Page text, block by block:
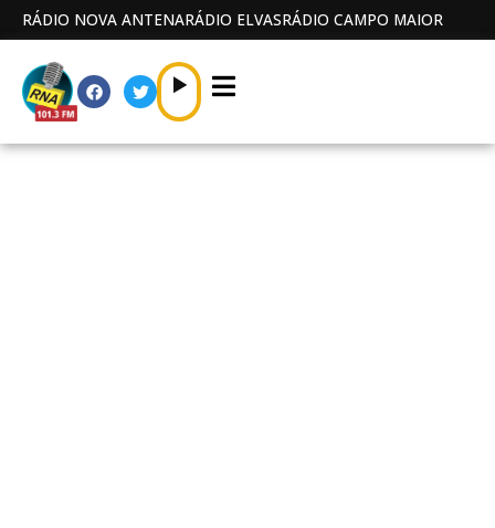
RÁDIO NOVA ANTENARÁDIO ELVASRÁDIO CAMPO MAIOR